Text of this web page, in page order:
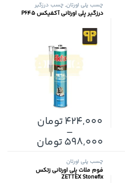
چسب پلی اورتان, چسب درزگیر
درزگیر پلی اورتانی آکفیکس P645
424,000تومان
–
598,000تومان
این محصول دارای انواع مختلفی
چسب پلی اورتان
فوم ملات پلی اورتانی زتکس
ZETTEX Stonefix